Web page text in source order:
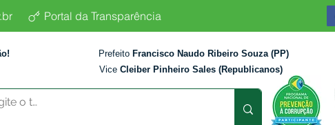
Portal da Transparência
Prefeito Francisco Naudo Ribeiro Souza (PP)
Vice Cleiber Pinheiro Sales (Republicanos)